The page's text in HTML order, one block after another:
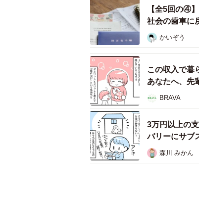
【全5回の④
社会の歯車に
かいぞう
この収入で暮
あなたへ、先
BRAVA
3万円以上の
バリーにサブ
森川 みかん